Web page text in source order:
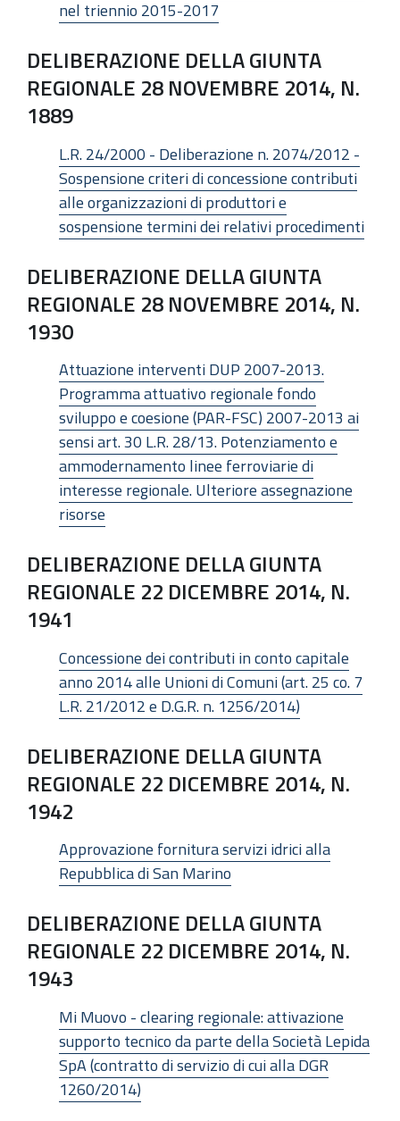
nel triennio 2015-2017
DELIBERAZIONE DELLA GIUNTA
REGIONALE 28 NOVEMBRE 2014, N.
1889
L.R. 24/2000 - Deliberazione n. 2074/2012 -
Sospensione criteri di concessione contributi
alle organizzazioni di produttori e
sospensione termini dei relativi procedimenti
DELIBERAZIONE DELLA GIUNTA
REGIONALE 28 NOVEMBRE 2014, N.
1930
Attuazione interventi DUP 2007-2013.
Programma attuativo regionale fondo
sviluppo e coesione (PAR-FSC) 2007-2013 ai
sensi art. 30 L.R. 28/13. Potenziamento e
ammodernamento linee ferroviarie di
interesse regionale. Ulteriore assegnazione
risorse
DELIBERAZIONE DELLA GIUNTA
REGIONALE 22 DICEMBRE 2014, N.
1941
Concessione dei contributi in conto capitale
anno 2014 alle Unioni di Comuni (art. 25 co. 7
L.R. 21/2012 e D.G.R. n. 1256/2014)
DELIBERAZIONE DELLA GIUNTA
REGIONALE 22 DICEMBRE 2014, N.
1942
Approvazione fornitura servizi idrici alla
Repubblica di San Marino
DELIBERAZIONE DELLA GIUNTA
REGIONALE 22 DICEMBRE 2014, N.
1943
Mi Muovo - clearing regionale: attivazione
supporto tecnico da parte della Società Lepida
SpA (contratto di servizio di cui alla DGR
1260/2014)